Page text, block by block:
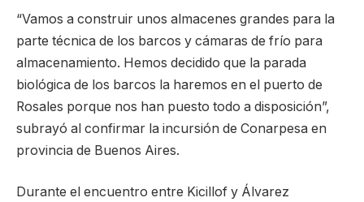
“Vamos a construir unos almacenes grandes para la
parte técnica de los barcos y cámaras de frío para
almacenamiento. Hemos decidido que la parada
biológica de los barcos la haremos en el puerto de
Rosales porque nos han puesto todo a disposición”,
subrayó al confirmar la incursión de Conarpesa en
provincia de Buenos Aires.
Durante el encuentro entre Kicillof y Álvarez